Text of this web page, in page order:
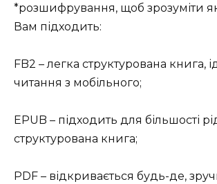
*розшифрування, щоб зрозуміти
Вам підходить:
FB2 – легка структурована книга,
читання з мобільного;
EPUB – підходить для більшості
структурована книга;
PDF – відкривається будь-де,